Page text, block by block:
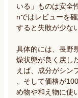
いる」ものは安全
nではレビューを
すると失敗が少な
具体的には、長野
燥状態が良く戻し
えば、成分がシン
、そして価格が
め物や和え物に使